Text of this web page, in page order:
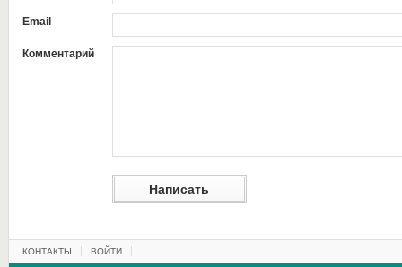
Email
Комментарий
КОНТАКТЫ ВОЙТИ